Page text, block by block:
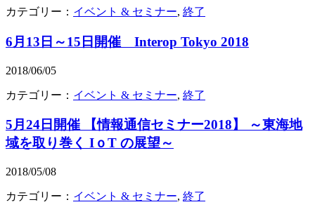
カテゴリー： イベント & セミナー, 終了
6月13日～15日開催 Interop Tokyo 2018
2018/06/05
カテゴリー： イベント & セミナー, 終了
5月24日開催 【情報通信セミナー2018】 ～東海地
域を取り巻く IｏT の展望～
2018/05/08
カテゴリー： イベント & セミナー, 終了